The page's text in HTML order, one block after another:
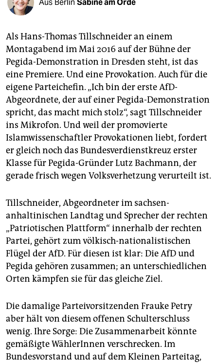
fragen & hilfe
abo
genossenschaft
epaper login
Aus Berlin Sabine am Orde
Als Hans-Thomas Tillschneider an einem
Montagabend im Mai 2016 auf der Bühne der
Pegida-Demonstration in Dresden steht, ist das
eine Premiere. Und eine Provokation. Auch für die
eigene Parteichefin. „Ich bin der erste AfD-
Abgeordnete, der auf einer Pegida-Demonstration
spricht, das macht mich stolz“, sagt Tillschneider
ins Mikrofon. Und weil der promovierte
Islamwissenschaftler Provokationen liebt, fordert
er gleich noch das Bundesverdienstkreuz erster
Klasse für Pegida-Gründer Lutz Bachmann, der
gerade frisch wegen Volksverhetzung verurteilt ist.
Tillschneider, Abgeordneter im sachsen-
anhaltinischen Landtag und Sprecher der rechten
„Patriotischen Plattform“ innerhalb der rechten
Partei, gehört zum völkisch-nationalistischen
Flügel der AfD. Für diesen ist klar: Die AfD und
Pegida gehören zusammen; an unterschiedlichen
Orten kämpfen sie für das gleiche Ziel.
Die damalige Parteivorsitzenden Frauke Petry
aber hält von diesem offenen Schulterschluss
wenig. Ihre Sorge: Die Zusammenarbeit könnte
gemäßigte WählerInnen verschrecken. Im
Bundesvorstand und auf dem Kleinen Parteitag,